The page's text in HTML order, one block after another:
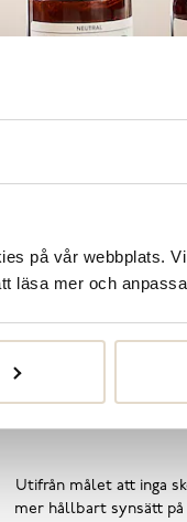
på vår webbplats.
läsa mer och
Utifrån målet att inga
mer hållbart synsätt på